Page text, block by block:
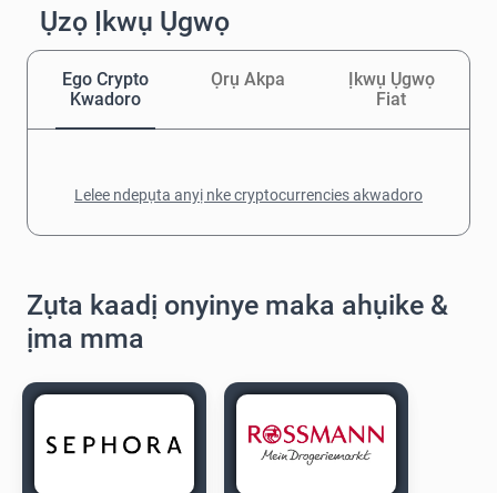
Ụzọ Ịkwụ Ụgwọ
Ego Crypto
Kwadoro
Ọrụ Akpa
Ịkwụ Ụgwọ
Fiat
Lelee ndepụta anyị nke cryptocurrencies akwadoro
Zụta kaadị onyinye maka ahụike &
ịma mma